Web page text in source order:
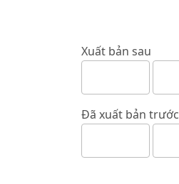
Xuất bản sau
Đã xuất bản trước